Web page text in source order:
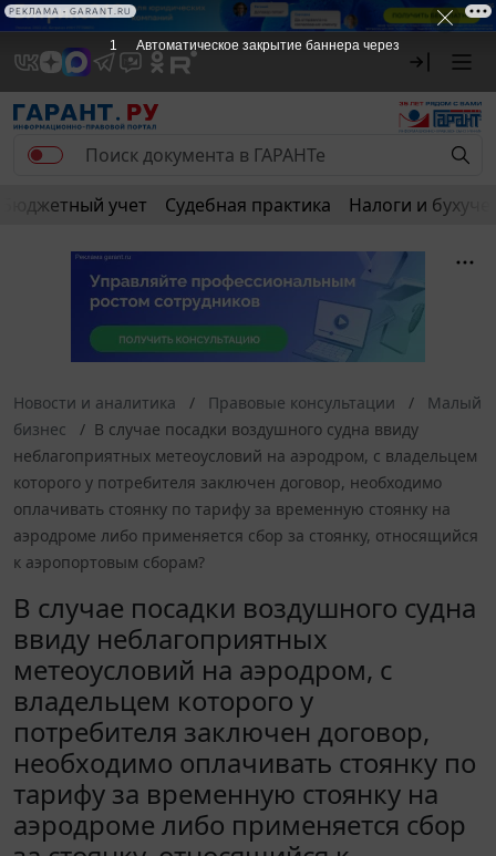
Бюджетный учет Судебная практика Налоги и
Новости и аналитика Правовые консультации
Малый
бизнес
В случае посадки воздушного судна ввиду
неблагоприятных метеоусловий на аэродром, с владельцем
которого у потребителя заключен договор, необходимо
оплачивать стоянку по тарифу за временную стоянку на
аэродроме либо применяется сбор за стоянку, относящийся
к аэропортовым сборам?
В случае посадки воздушного судна
ввиду неблагоприятных
метеоусловий на аэродром, с
владельцем которого у
потребителя заключен договор,
необходимо оплачивать стоянку по
тарифу за временную стоянку на
аэродроме либо применяется сбор
1 Автоматическое закрытие баннера через
РЕКЛАМА • GARANT.RU